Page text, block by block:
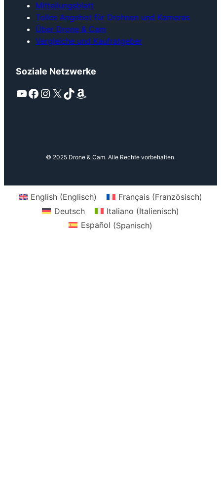
Mitteilungsblatt
Tolles Angebot für Drohnen und Kameras
Über Drone & Cam
Vergleiche und Kaufratgeber
Soziale Netzwerke
YouTube Facebook Instagram X TikTok Amazon
© 2025 Drone & Cam. Alle Rechte vorbehalten.
English (Englisch) Français (Französisch)
Deutsch
Italiano (Italienisch)
Español (Spanisch)